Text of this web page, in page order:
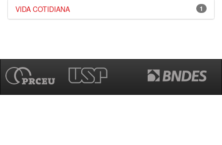
1
VIDA COTIDIANA